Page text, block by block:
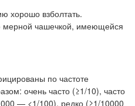
хорошо взболтать.
мерной чашечкой, имеющейся
по частоте
очень часто (≥1/10), часто
— <1/100), редко (≥1/10000